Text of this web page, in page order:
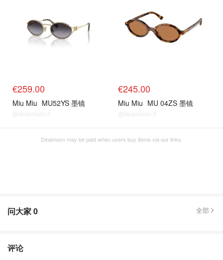
€259.00
Miu Miu MU52YS 墨镜
@dealmoon.it
€245.00
Miu Miu MU 04ZS 墨镜
@dealmoon.it
Dealmoon may be paid when users buy items via our links.
问大家0 全部
评论